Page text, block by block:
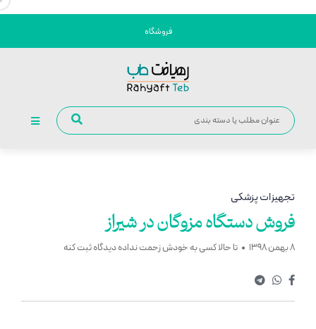
فروشگاه
تجهیزات پزشکی
فروش دستگاه مزوگان در شیراز
8 بهمن 1398 تا حالا کسی به خودش زحمت نداده دیدگاه ثبت کنه